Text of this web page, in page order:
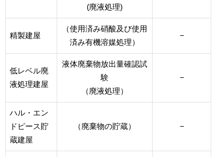
(廃液処理)
精製建屋
（使用済み硝酸及び使用
済み有機溶媒処理）
−
低レベル廃
液処理建屋
液体廃棄物放出量確認試
験
（廃液処理）
−
ハル・エン
ドピース貯
蔵建屋
（廃棄物の貯蔵） −